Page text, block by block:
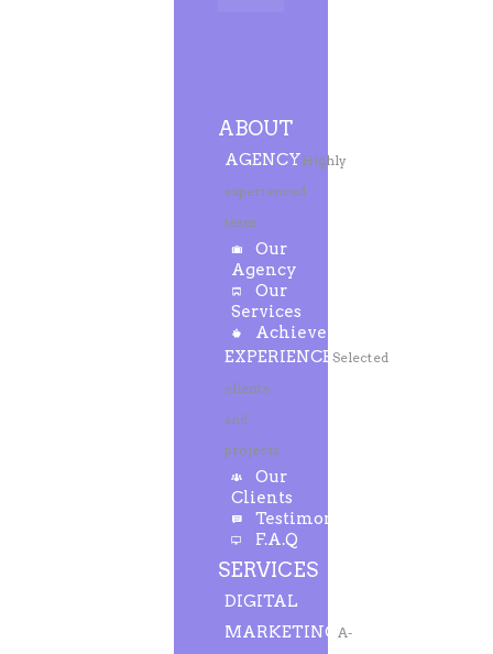
ABOUT
AGENCYHighly
experienced
team
Our
Agency
Our
Services
Achievements
EXPERIENCE Selected
clients
and
projects
Our
Clients
Testimonials
F.A.Q
SERVICES
DIGITAL
MARKETING A-